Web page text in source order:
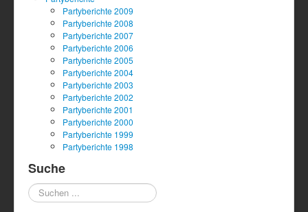
Partyberichte 2009
Partyberichte 2008
Partyberichte 2007
Partyberichte 2006
Partyberichte 2005
Partyberichte 2004
Partyberichte 2003
Partyberichte 2002
Partyberichte 2001
Partyberichte 2000
Partyberichte 1999
Partyberichte 1998
Suche
Suchen
...